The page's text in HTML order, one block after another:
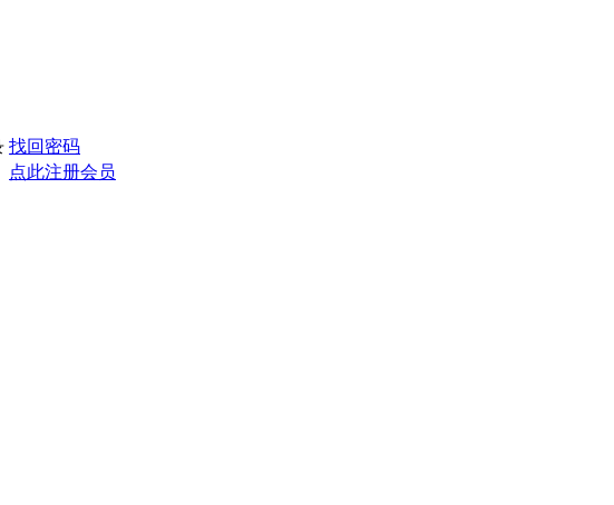
找回密码
点此注册会员